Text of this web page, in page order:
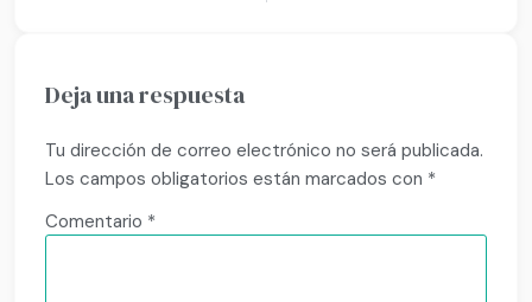
Deja una respuesta
Tu dirección de correo electrónico no será publicada.
Los campos obligatorios están marcados con *
Comentario *